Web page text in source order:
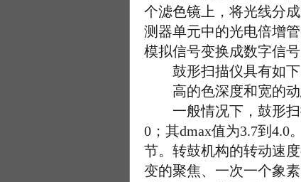
个滤色镜上，将光线分
测器单元中的光电倍增
模拟信号变换成数字信号
鼓形扫描仪具有如下
高的色深度和宽的动
一般情况下，鼓形扫
0；其dmax值为3.7到
节。转鼓机构的转动速
变的聚焦、一次一个象